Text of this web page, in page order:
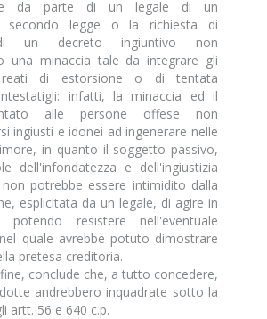
da parte di un legale di un
secondo legge o la richiesta di
un decreto ingiuntivo non
una minaccia tale da integrare gli
di estorsione o di tentata
infatti, la minaccia ed il
alle persone offese non
ingiusti e idonei ad ingenerare nelle
in quanto il soggetto passivo,
dell'infondatezza e dell'ingiustizia
potrebbe essere intimidito dalla
esplicitata da un legale, di agire in
potendo resistere nell'eventuale
quale avrebbe potuto dimostrare
pretesa creditoria.
conclude che, a tutto concedere,
andrebbero inquadrate sotto la
artt. 56 e 640 c.p.